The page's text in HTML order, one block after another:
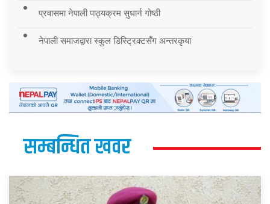
प्रवासमा नेपाली पाठ्यक्रम सुधार्न गोष्ठी
नेपाली समाजद्वारा स्कुल डिस्ट्रिक्टसँग अन्तरकृया
सम्बन्धित खवर